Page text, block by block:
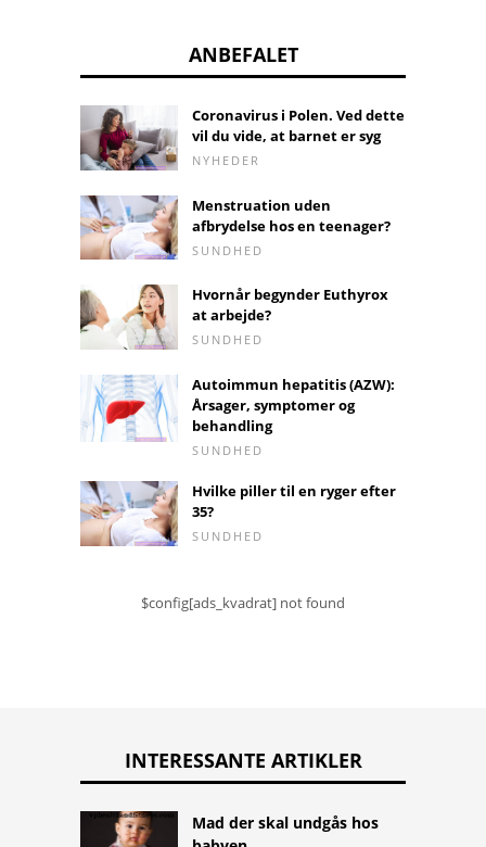
ANBEFALET
Coronavirus i Polen. Ved dette
vil du vide, at barnet er syg
NYHEDER
Menstruation uden
afbrydelse hos en teenager?
SUNDHED
Hvornår begynder Euthyrox
at arbejde?
SUNDHED
Autoimmun hepatitis (AZW):
Årsager, symptomer og
behandling
SUNDHED
Hvilke piller til en ryger efter
35?
SUNDHED
$config[ads_kvadrat] not found
INTERESSANTE ARTIKLER
Mad der skal undgås hos